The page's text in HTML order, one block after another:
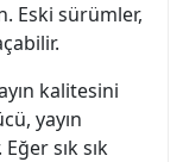
Eski sürümler,
kalitesini
yayın
sık sık